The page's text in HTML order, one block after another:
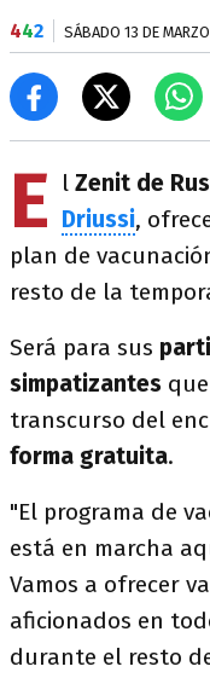
442 SÁBADO 13 DE
E l Zenit de
Driussi,
plan de
resto de la
Será para sus
simpatizantes
transcurso del
forma gratuita.
"El programa de
está en marcha
Vamos a ofrecer
aficionados en
durante el resto